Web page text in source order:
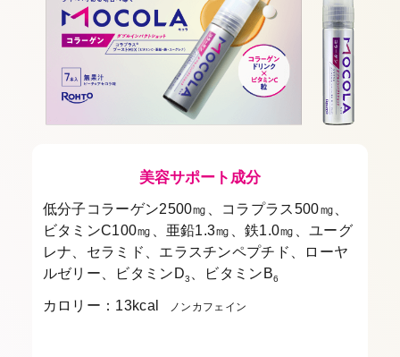
美容サポート成分
低分子コラーゲン2500㎎、コラプラス500㎎、
ビタミンC100㎎、亜鉛1.3㎎、鉄1.0㎎、ユーグ
レナ、セラミド、エラスチンペプチド、ローヤ
ルゼリー、ビタミンD3 、ビタミンB6
カロリー：13kcal ノンカフェイン